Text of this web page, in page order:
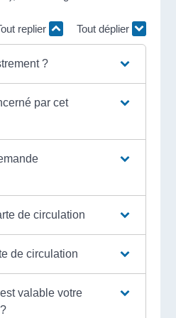
replier Tout déplier
?
par cet
de circulation
de circulation
valable votre